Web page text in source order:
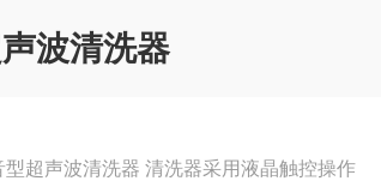
波清洗器
超声波清洗器 清洗器采用液晶触控操作